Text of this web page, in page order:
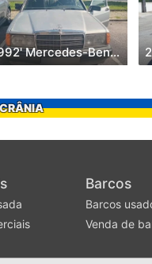
1992' Mercedes-Benz Classe A
Barcos
Barcos
Venda de